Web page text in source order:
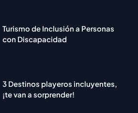
Turismo de Inclusión a Personas
con Discapacidad
3 Destinos playeros incluyentes,
¡te van a sorprender!